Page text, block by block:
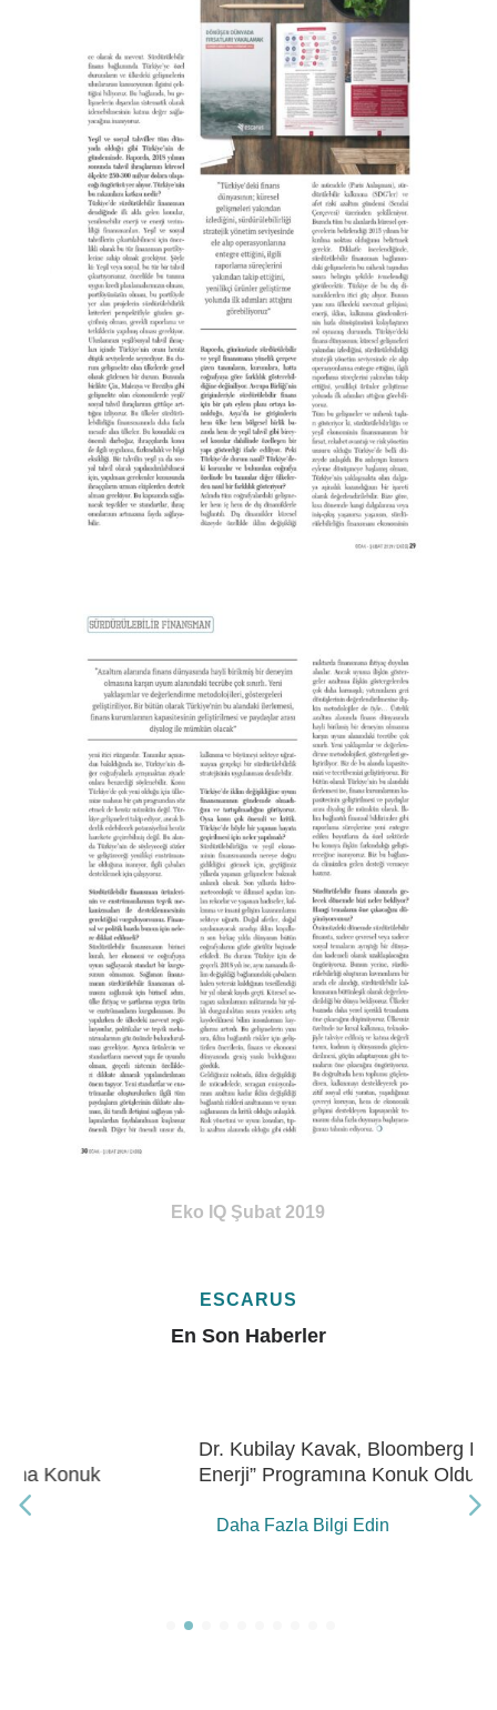
Eko IQ Şubat 2019
ESCARUS
En Son Haberler
Dr. Kubilay Kavak, Bloomberg HT “Gelecek
Enerji” Programına Konuk Oldu
Daha Fazla Bilgi Edin